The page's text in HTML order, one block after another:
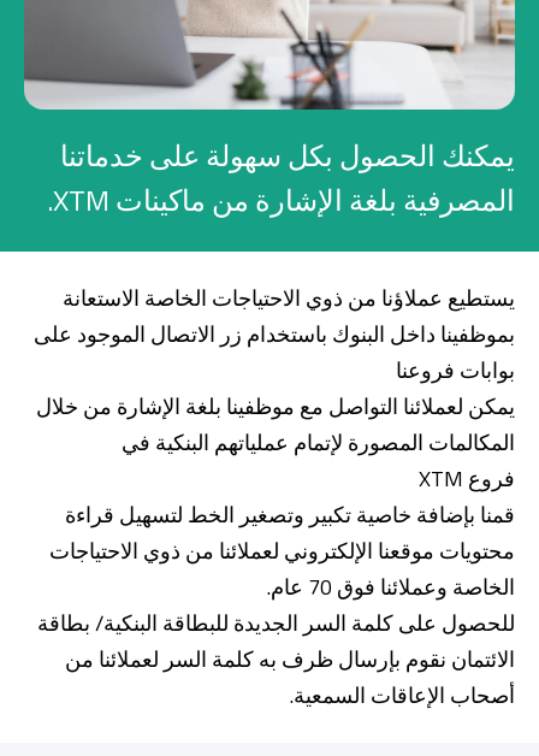
من نحن بوابة التمويل علاقات المستثمرين
مركز رضا العملاء
الفروع وأجهزة الصراف الآلي
Türkçe
English
صناديق الاستثمار
بطاقة بزنس بلاس
المزايا الضريبية
الائتمان الإيجاري
الحلول الخاصة بالقطاعات
يمكنك الحصول بكل سهولة على خدماتنا
المصرفية بلغة الإشارة من ماكينات XTM.
يستطيع عملاؤنا من ذوي الاحتياجات الخاصة الاستعانة
بموظفينا داخل البنوك باستخدام زر الاتصال الموجود على
بوابات فروعنا
يمكن لعملائنا التواصل مع موظفينا بلغة الإشارة من خلال
المكالمات المصورة لإتمام عملياتهم البنكية في
فروع XTM
قمنا بإضافة خاصية تكبير وتصغير الخط لتسهيل قراءة
محتويات موقعنا الإلكتروني لعملائنا من ذوي الاحتياجات
الخاصة وعملائنا فوق 70 عام.
للحصول على كلمة السر الجديدة للبطاقة البنكية/ بطاقة
الائتمان نقوم بإرسال ظرف به كلمة السر لعملائنا من
أصحاب الإعاقات السمعية.